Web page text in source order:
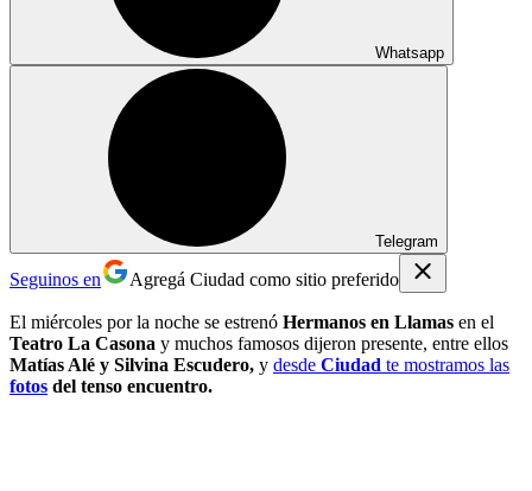
Whatsapp
Telegram
Seguinos en Agregá Ciudad como sitio preferido
El miércoles por la noche se estrenó Hermanos en Llamas en el
Teatro La Casona y muchos famosos dijeron presente, entre ellos
Matías Alé y Silvina Escudero, y desde Ciudad te mostramos las
fotos del tenso encuentro.